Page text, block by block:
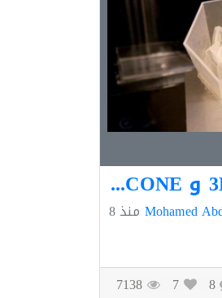
3D PRINTS و SILICONEصب 2 الاسمنت السائرين باستخدام
Mohamed منذ8
8